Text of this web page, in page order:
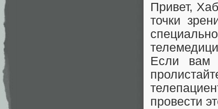
Привет,
точки
Если вам
провести